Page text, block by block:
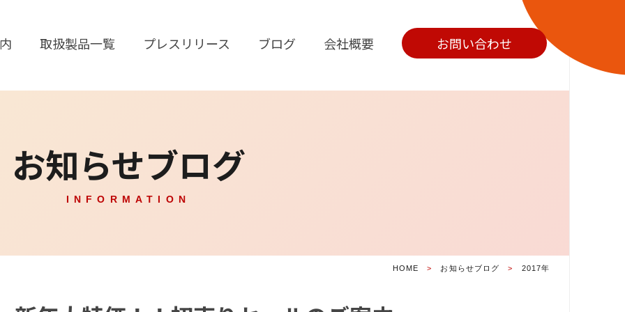
取扱製品一覧 プレスリリース ブログ 会社概要 お問い合わせ
お知らせブログ
INFORMATION
HOME お知らせブログ 2017年